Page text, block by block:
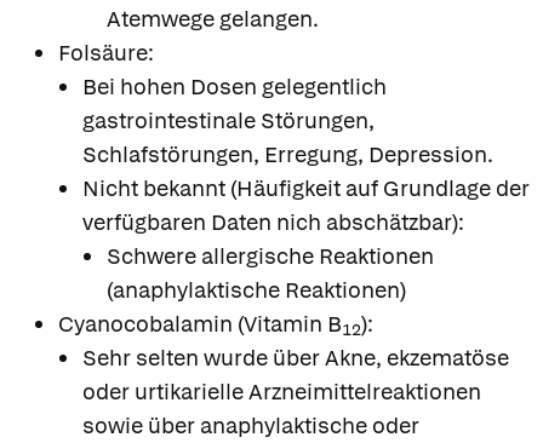
Atemwege gelangen.
Folsäure:
Bei hohen Dosen gelegentlich
gastrointestinale Störungen,
Schlafstörungen, Erregung, Depression.
Nicht bekannt (Häufigkeit auf Grundlage der
verfügbaren Daten nich abschätzbar):
Schwere allergische Reaktionen
(anaphylaktische Reaktionen)
Cyanocobalamin (Vitamin B12):
Sehr selten wurde über Akne, ekzematöse
oder urtikarielle Arzneimittelreaktionen
sowie über anaphylaktische oder